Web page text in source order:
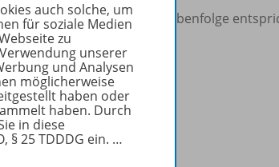
erarbeitet. Die Buchstabenfolge
auch solche, um
für soziale Medien
zu
unserer
und Analysen
möglicherweise
haben oder
haben. Durch
in diese
§ 25 TDDDG ein. …